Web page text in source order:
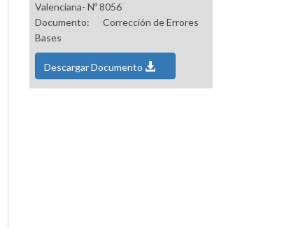
Valenciana- Nº 8056
Documento:
Corrección de Errores
Bases
Descargar Documento